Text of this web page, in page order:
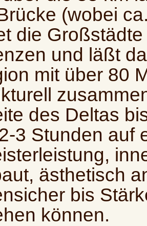
(wobei
die
und läßt
mit über 80
des Deltas
3 Stunden auf
ästhetisch
bis
können.